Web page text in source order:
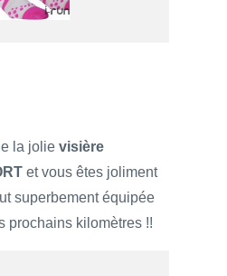
la jolie visière
et vous êtes joliment
superbement équipée
prochains kilomètres !!